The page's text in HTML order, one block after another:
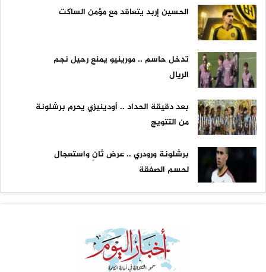
الحسين إربد يتعاقد مع مؤمن الساكت
تدخل حاسم .. مورينيو يمنع رحيل نجم
الريال
بعد دقيقة الحداد .. أودينيزي يحرم برشلونة
من التتويج
برشلونة ورودري .. عرض ثانٍ واستعجال
لحسم الصفقة